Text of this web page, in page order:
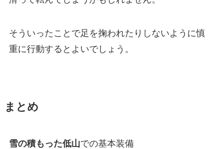
そういったことで足を掬われたりしないように慎
重に行動するとよいでしょう。
まとめ
雪の積もった低山での基本装備